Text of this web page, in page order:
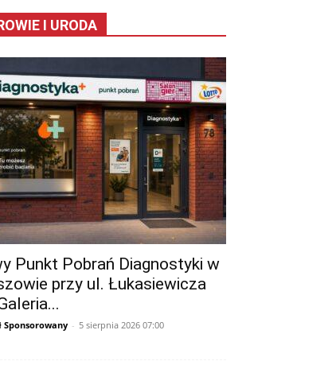
I URODA
Punkt Pobrań Diagnostyki w
przy ul. Łukasiewicza
Sponsorowany - 5 sierpnia 2026 07:00